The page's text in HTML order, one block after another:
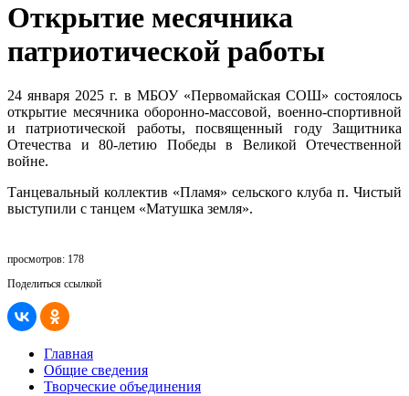
Открытие месячника
патриотической работы
24 января 2025 г. в МБОУ «Первомайская СОШ» состоялось
открытие месячника оборонно-массовой, военно-спортивной
и патриотической работы, посвященный году Защитника
Отечества и 80-летию Победы в Великой Отечественной
войне.
Танцевальный коллектив «Пламя» сельского клуба п. Чистый
выступили с танцем «Матушка земля».
просмотров: 178
Поделиться ссылкой
Главная
Общие сведения
Творческие объединения